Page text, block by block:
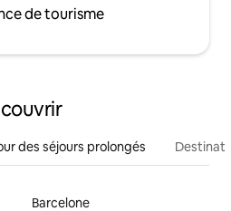
de tourisme
des séjours prolongés
Barcelone